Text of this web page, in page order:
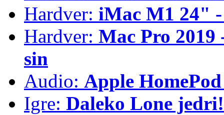
Hardver: iMac M1 24"
Hardver: Mac Pro
sin
Audio: Apple
Igre: Daleko Lone jedri!